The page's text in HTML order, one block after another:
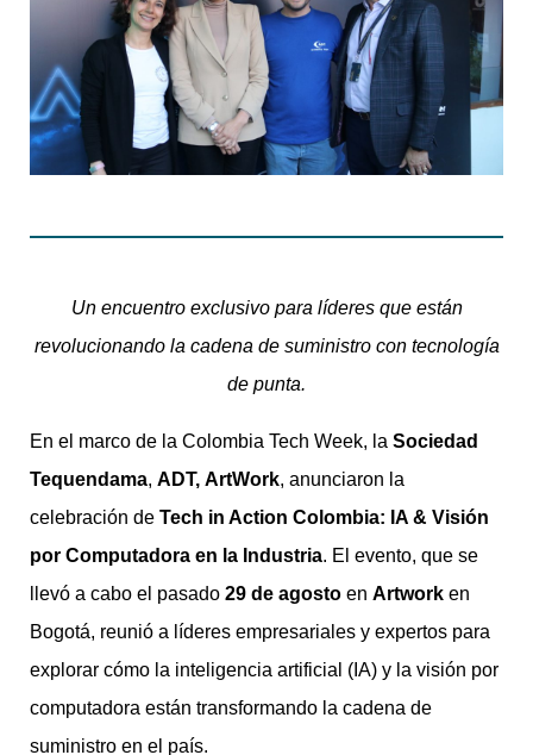
Un encuentro exclusivo para líderes que están
revolucionando la cadena de suministro con tecnología
de punta.
En el marco de la Colombia Tech Week, la Sociedad
Tequendama, ADT, ArtWork, anunciaron la
celebración de Tech in Action Colombia: IA & Visión
por Computadora en la Industria. El evento, que se
llevó a cabo el pasado 29 de agosto en Artwork en
Bogotá, reunió a líderes empresariales y expertos para
explorar cómo la inteligencia artificial (IA) y la visión por
computadora están transformando la cadena de
suministro en el país.